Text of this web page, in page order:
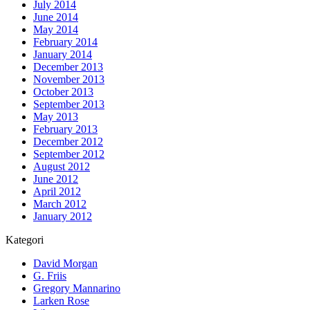
July 2014
June 2014
May 2014
February 2014
January 2014
December 2013
November 2013
October 2013
September 2013
May 2013
February 2013
December 2012
September 2012
August 2012
June 2012
April 2012
March 2012
January 2012
Kategori
David Morgan
G. Friis
Gregory Mannarino
Larken Rose